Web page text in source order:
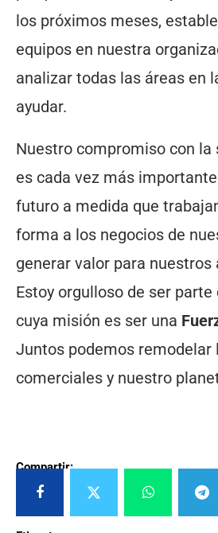
los próximos meses,
equipos en nuestra
analizar todas las áreas en
ayudar.
Nuestro compromiso con
es cada vez más
futuro a medida que
forma a los negocios de
generar valor para nuestros
Estoy orgulloso de ser parte
cuya misión es ser una
Juntos podemos remodelar
comerciales y nuestro
Compartir: